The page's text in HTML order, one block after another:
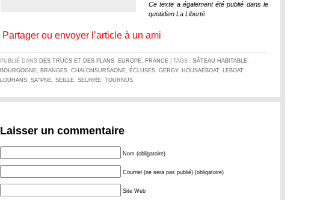
Ce texte a également été publié dans le
quotidien La Liberté
Partager ou envoyer l’article à un ami
PUBLIÉ DANS DES TRUCS ET DES PLANS, EUROPE, FRANCE | TAGS : BÂTEAU HABITABLE,
BOURGOGNE, BRANGES, CHALONSURSAONE, ÉCLUSES, GERGY, HOUSAEBOAT, LEBOAT,
LOUHANS, SA^PNE, SEILLE, SEURRE, TOURNUS
Laisser un commentaire
Nom (obligatoire)
Courriel (ne sera pas publié) (obligatoire)
Site Web